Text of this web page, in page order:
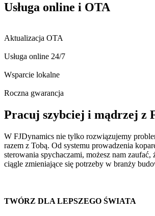
Usługa online i OTA
Aktualizacja OTA
Usługa online 24/7
Wsparcie lokalne
Roczna gwarancja
Pracuj szybciej i mądrzej z
W FJDynamics nie tylko rozwiązujemy
razem z Tobą. Od systemu prowadzenia
sterowania spychaczami, możesz nam zaufać,
ciągle zmieniające się potrzeby w branży
TWÓRZ DLA LEPSZEGO ŚWIATA